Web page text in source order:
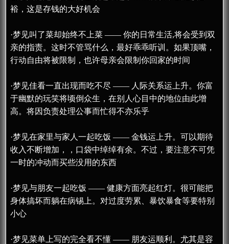
裕，这是存钱的大好机会
·梦见叫了菜却始终不上菜 —— 你的日常生活,将会受到双
亲的指责。这时不管骂什么，最好乖乖听训。如果顶嘴，
行动自由将被限制，也许母亲会限制你回家的时间
·梦见佳看一直出现而吃不尽 —— 人际关系运上升。你富
于幽默的玩笑将顷倒众生，在别人心目中的地位由此增
高。将因负责处理公事而忙得不亦乐乎
·梦见在家里与家人一起吃饭 —— 金钱运上升。可以期待
收入不断增加，，口袋中绰绰有余。不过，要注意不可凭
一时的冲动而买些没用的东西
·梦见与朋友一起吃饭 —— 健康方面亮起红灯。很可能把
身体搞坏而躺在病锡上。对过度劳累、暴饮暴食等要特别
小心
·梦见菜单上写的完全看不懂 —— 朋友运顺利。尤其是容